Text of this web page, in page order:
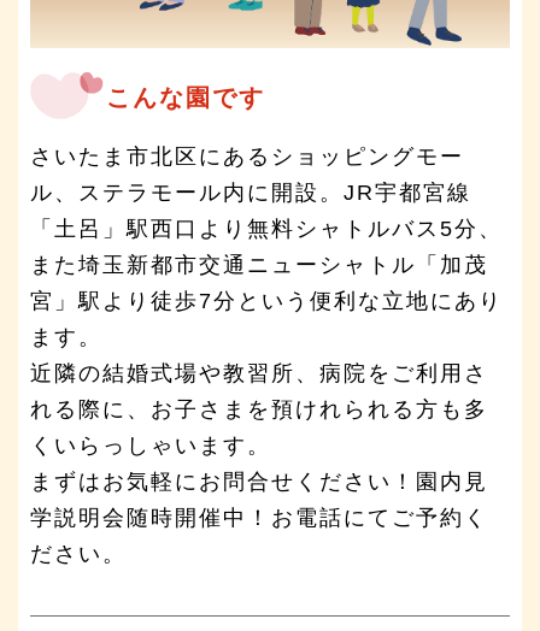
こんな園です
さいたま市北区にあるショッピングモー
ル、ステラモール内に開設。JR宇都宮線
「土呂」駅西口より無料シャトルバス5分、
また埼玉新都市交通ニューシャトル「加茂
宮」駅より徒歩7分という便利な立地にあり
ます。
近隣の結婚式場や教習所、病院をご利用さ
れる際に、お子さまを預けれられる方も多
くいらっしゃいます。
まずはお気軽にお問合せください！園内見
学説明会随時開催中！お電話にてご予約く
ださい。